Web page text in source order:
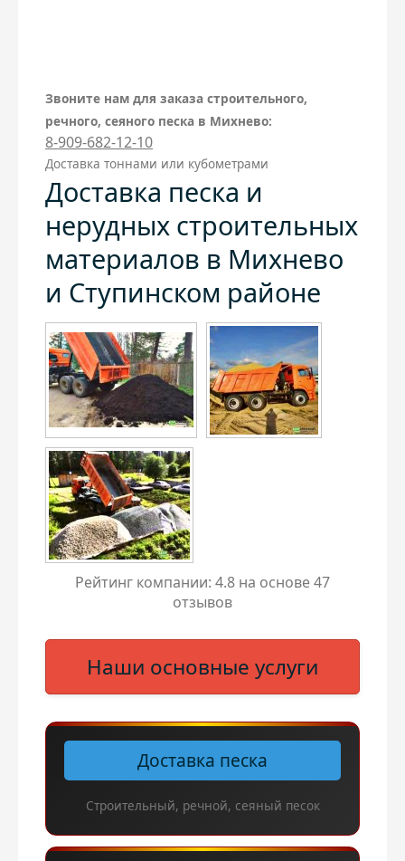
Звоните нам для заказа строительного,
речного, сеяного песка в Михнево:
8-909-682-12-10
Доставка тоннами или кубометрами
Доставка песка и
нерудных строительных
материалов в Михнево
и Ступинском районе
Рейтинг компании: 4.8 на основе47
отзывов
Наши основные услуги
Доставка песка
Строительный, речной, сеяный песок